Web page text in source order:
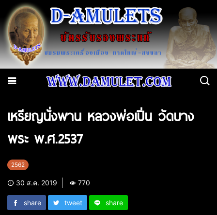
เหรียญนั่งพาน หลวงพ่อเปิ่น วัดบาง
พระ พ.ศ.2537
2562
30 ส.ค. 2019 770
share tweet share